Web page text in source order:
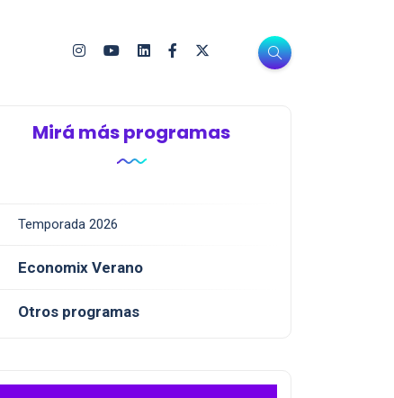
Mirá más programas
Temporada 2026
Economix Verano
Otros programas